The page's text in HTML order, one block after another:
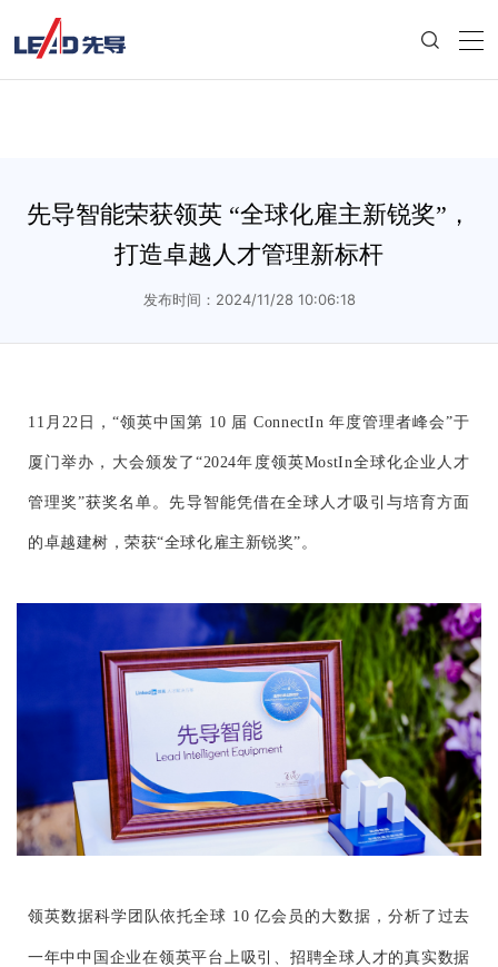
先导智能荣获领英 “全球化雇主新锐奖”，
打造卓越人才管理新标杆
发布时间：2024/11/28 10:06:18
11月22日，“领英中国第 10 届 ConnectIn 年度管理者峰会”于
厦门举办，大会颁发了“2024年度领英MostIn全球化企业人才
管理奖”获奖名单。先导智能凭借在全球人才吸引与培育方面
的卓越建树，荣获“全球化雇主新锐奖”。
领英数据科学团队依托全球 10 亿会员的大数据，分析了过去
一年中中国企业在领英平台上吸引、招聘全球人才的真实数据